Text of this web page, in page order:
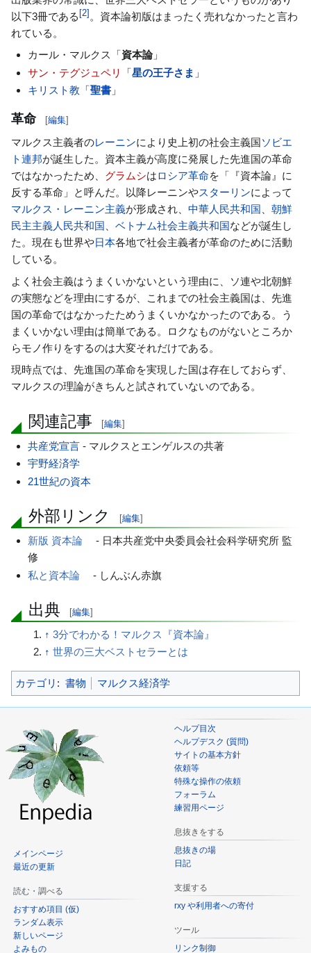
以下3冊である [2] 。資本論初版はまったく売れなかったと言わ
れている。
カール・マルクス「資本論」
サン・テグジュペリ
「星の王子さま 」
キリスト教 「聖書 」
革命 [編集]
マルクス主義者のレーニンにより史上初の社会主義国ソビエ
ト連邦が誕生した。資本主義が高度に発展した先進国の革命
ではなかったため、 グラムシはロシア革命を「『資本論』に
反する革命」と呼んだ。以降レーニンやスターリンによって
マルクス・レーニン主義が形成され、 中華人民共和国
朝鮮
民主主義人民共和国
ベトナム社会主義共和国などが誕生し
た。現在も世界や日本各地で社会主義者が革命のために活動
している。
よく社会主義はうまくいかないという理由に、ソ連や北朝鮮
の実態などを理由にするが、これまでの社会主義国は、先進
国の革命ではなかったためうまくいかなかったのである。う
まくいかない理由は簡単である。ロクなものがないところか
らモノ作りをするのは大変それだけである。
現時点では、先進国の革命を実現した国は存在しておらず、
マルクスの理論がきちんと試されていないのである。
関連記事 [編集]
共産党宣言 - マルクスとエンゲルスの共著
宇野経済学
21世紀の資本
外部リンク [編集]
新版 資本論
- 日本共産党中央委員会社会科学研究所 監
修
私と資本論
- しんぶん赤旗
出典 [編集]
↑ 3分でわかる！マルクス『資本論』
↑ 世界の三大ベストセラーとは
カテゴリ : 書物 マルクス経済学
メインページ
最近の更新
読む・調べる
おすすめ項目 (仮)
ランダム表示
新しいページ
よみもの
ヘルプ目次
ヘルプデスク (質問)
サイトの基本方針
依頼等
特殊な操作の依頼
フォーラム
練習用ページ
息抜きをする
息抜きの場
日記
支援する
rxy や利用者への寄付
ツール
リンク制御